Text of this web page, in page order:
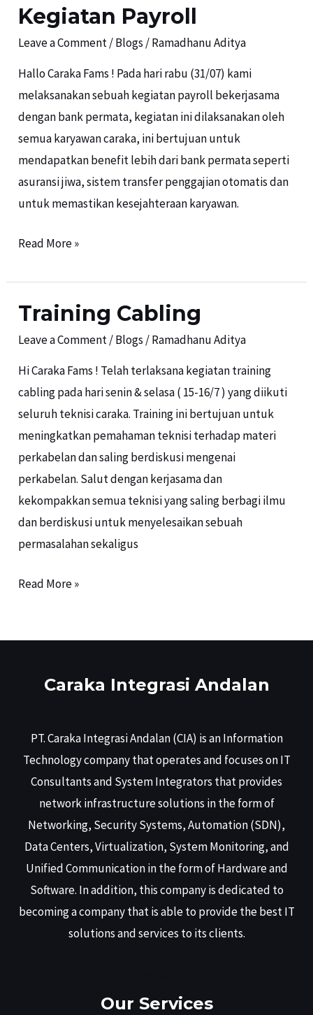
Kegiatan Payroll
Leave a Comment/Blogs /Ramadhanu Aditya
Hallo Caraka Fams ! Pada hari rabu (31/07) kami
melaksanakan sebuah kegiatan payroll bekerjasama
dengan bank permata, kegiatan ini dilaksanakan oleh
semua karyawan caraka, ini bertujuan untuk
mendapatkan benefit lebih dari bank permata seperti
asuransi jiwa, sistem transfer penggajian otomatis dan
untuk memastikan kesejahteraan karyawan.
Kegiatan
Read More »
Training Cabling
Leave a Comment/Blogs/Ramadhanu Aditya
Hi Caraka Fams ! Telah terlaksana kegiatan training
cabling pada hari senin & selasa ( 15-16/7 ) yang diikuti
seluruh teknisi caraka. Training ini bertujuan untuk
meningkatkan pemahaman teknisi terhadap materi
perkabelan dan saling berdiskusi mengenai
perkabelan. Salut dengan kerjasama dan
kekompakkan semua teknisi yang saling berbagi ilmu
dan berdiskusi untuk menyelesaikan sebuah
permasalahan sekaligus
Training
Cabling
Read More »
Caraka Integrasi Andalan
PT. Caraka Integrasi Andalan (CIA) is an Information
Technology company that operates and focuses on IT
Consultants and System Integrators that provides
network infrastructure solutions in the form of
Networking, Security Systems, Automation (SDN),
Data Centers, Virtualization, System Monitoring, and
Unified Communication in the form of Hardware and
Software. In addition, this company is dedicated to
becoming a company that is able to provide the best IT
solutions and services to its clients.
Our Services